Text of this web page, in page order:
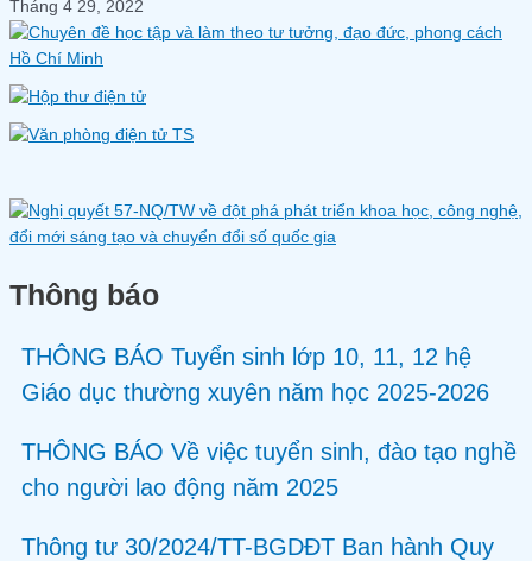
Tháng 4 29, 2022
Thông báo
THÔNG BÁO Tuyển sinh lớp 10, 11, 12 hệ
Giáo dục thường xuyên năm học 2025-2026
THÔNG BÁO Về việc tuyển sinh, đào tạo nghề
cho người lao động năm 2025
Thông tư 30/2024/TT-BGDĐT Ban hành Quy